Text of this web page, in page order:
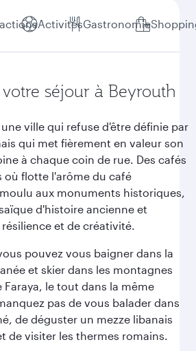
ActivitésGastronomie
votre séjour à Beyrouth
ville qui refuse d'être définie par
qui met fièrement en valeur son
à chaque coin de rue. Des cafés
où flotte l'arôme du café
aux monuments historiques,
d'histoire ancienne et
et de créativité.
pouvez vous baigner dans la
et skier dans les montagnes
Faraya, le tout dans la même
pas de vous balader dans
de déguster un mezze libanais
de visiter les thermes romains.